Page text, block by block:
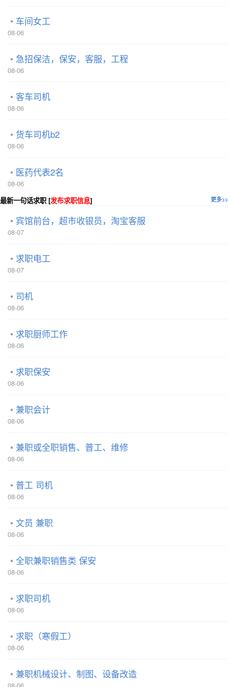
车间女工
08-06
急招保洁，保安，客服，工程
08-06
客车司机
08-06
货车司机b2
08-06
医药代表2名
08-06
更多>>
最新一句话求职 [发布求职信息]
宾馆前台，超市收银员，淘宝客服
08-07
求职电工
08-07
司机
08-06
求职厨师工作
08-06
求职保安
08-06
兼职会计
08-06
兼职或全职销售、普工、维修
08-06
普工 司机
08-06
文员 兼职
08-06
全职兼职销售类 保安
08-06
求职司机
08-06
求职（寒假工）
08-06
兼职机械设计、制图、设备改造